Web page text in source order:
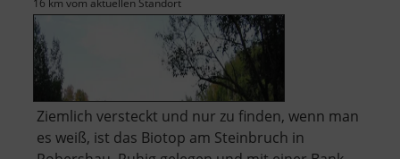
16 km vom aktuellen Standort
Ziemlich versteckt und nur zu finden, wenn man
es weiß, ist das Biotop am Steinbruch in